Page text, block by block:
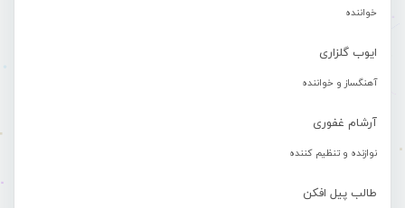
خواننده
ایوب گلزاری
آهنگساز و خواننده
آرشام غفوری
نوازنده و تنظیم کننده
طالب پیل افکن